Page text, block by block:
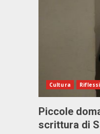
Cultura
Piccole
scrittura di